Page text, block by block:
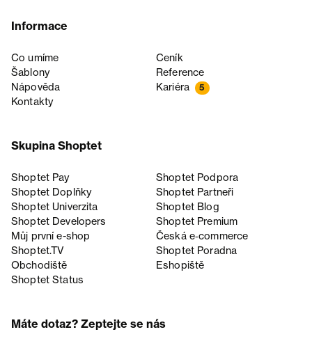
Informace
Co umíme
Ceník
Šablony
Reference
Nápověda
Kariéra 5
Kontakty
Skupina Shoptet
Shoptet Pay
Shoptet Podpora
Shoptet Doplňky
Shoptet Partneři
Shoptet Univerzita
Shoptet Blog
Shoptet Developers
Shoptet Premium
Můj první e-shop
Česká e‑commerce
Shoptet.TV
Shoptet Poradna
Obchodiště
Eshopiště
Shoptet Status
Máte dotaz? Zeptejte se nás